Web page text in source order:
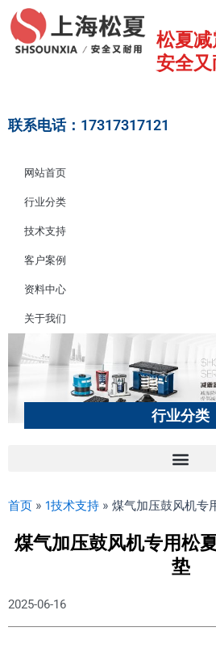
至
松夏减
安全又
联系电话：17317317121
网站首页
行业分类
技术支持
客户案例
资料中心
关于我们
行业分类
首页 » 1技术支持 » 煤气加压鼓风机专
煤气加压鼓风机专用松
垫
2025-06-16